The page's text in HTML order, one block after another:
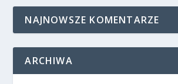
NAJNOWSZE KOMENTARZE
ARCHIWA